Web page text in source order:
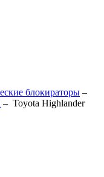
блoкираторы –
– Toyota Highlander